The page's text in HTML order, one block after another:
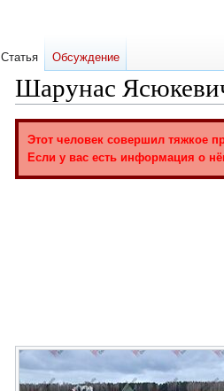
Шарунас
навигации
Этот человек совершил тяжкое
Если у вас есть информация о
Статья Обсуждение